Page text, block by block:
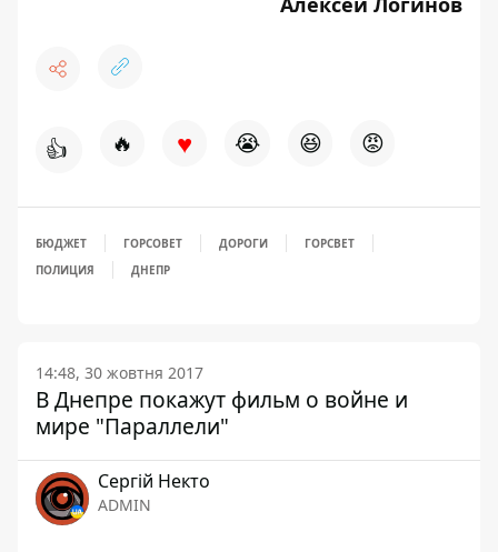
👍 🔥 ♥ 😭 😆 😡
БЮДЖЕТ ГОРСОВЕТ ДОРОГИ
ГОРСВЕТ
ПОЛИЦИЯ
ДНЕПР
14:48, 30 жовтня 2017
В Днепре покажут фильм о войне и
мире "Параллели"
Сергій Некто
ADMIN